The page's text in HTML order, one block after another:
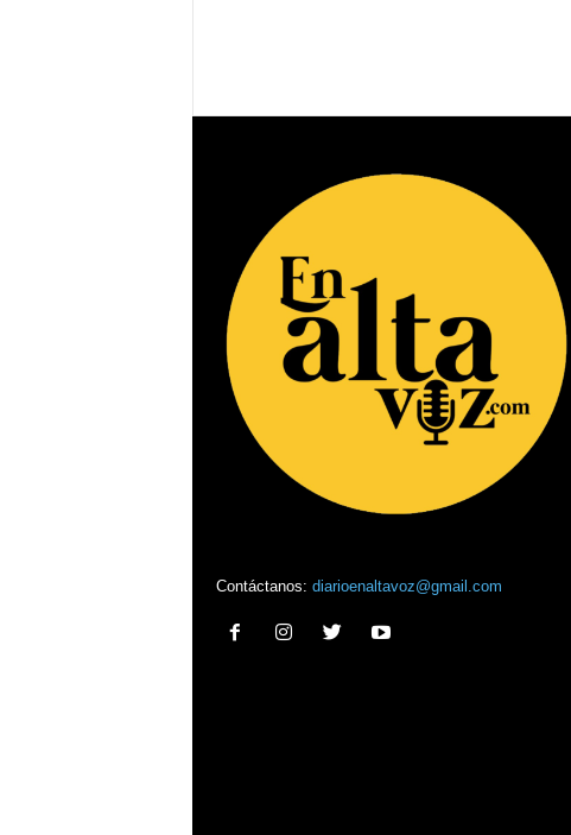
Contáctanos: diarioenaltavoz@gmail.com